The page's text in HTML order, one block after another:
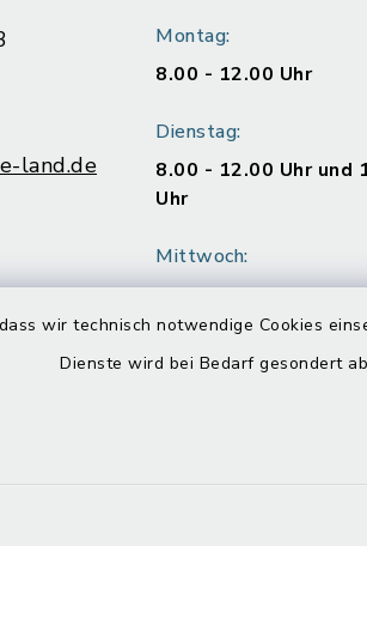
wir technisch notwendige Cookies
Dienste wird bei Bedarf gesondert
land.de
Montag:
8.00 - 12.00 Uhr
Dienstag:
8.00 - 12.00 Uhr und
Uhr
Mittwoch:
geschlossen
Donnerstag: